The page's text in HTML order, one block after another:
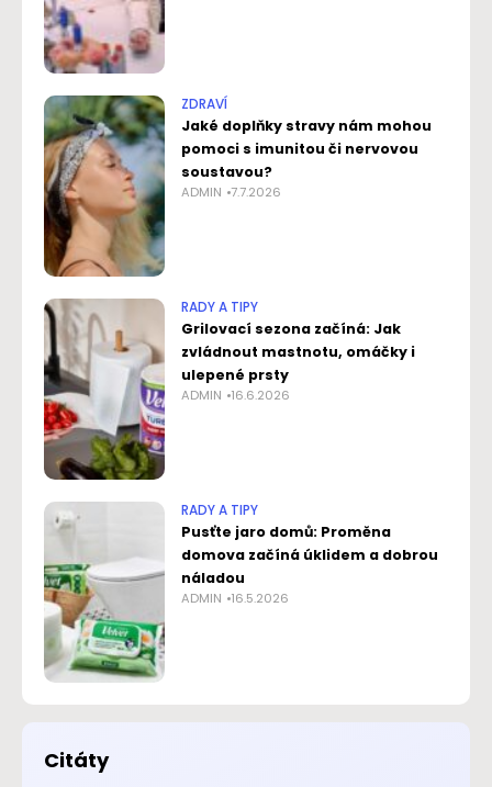
ZDRAVÍ
Jaké doplňky stravy nám mohou
pomoci s imunitou či nervovou
soustavou?
ADMIN 7.7.2026
RADY A TIPY
Grilovací sezona začíná: Jak
zvládnout mastnotu, omáčky i
ulepené prsty
ADMIN 16.6.2026
RADY A TIPY
Pusťte jaro domů: Proměna
domova začíná úklidem a dobrou
náladou
ADMIN 16.5.2026
Citáty